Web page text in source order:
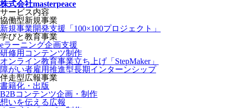
株式会社masterpeace
サービス内容
協働型新規事業
新規事業開発支援「100×100プロジェクト」
学びと教育事業
eラーニング企画支援
研修用コンテンツ制作
オンライン教育事業立ち上げ「StepMaker」
障がい者雇用推進型長期インターンシップ
伴走型広報事業
書籍化・出版
B2Bコンテンツ企画・制作
想いを伝える広報